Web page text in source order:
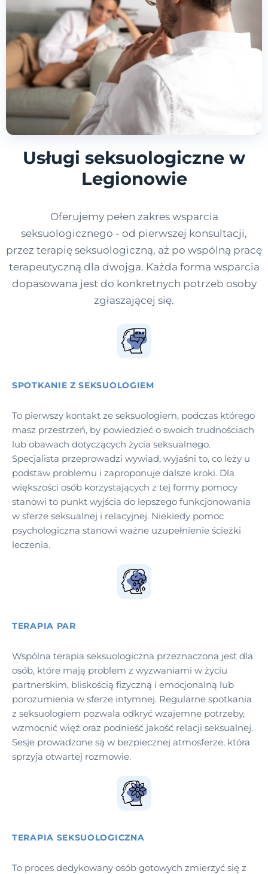
Usługi seksuologiczne w
Legionowie
Oferujemy pełen zakres wsparcia
seksuologicznego - od pierwszej konsultacji,
przez terapię seksuologiczną, aż po wspólną pracę
terapeutyczną dla dwojga. Każda forma wsparcia
dopasowana jest do konkretnych potrzeb osoby
zgłaszającej się.
SPOTKANIE Z SEKSUOLOGIEM
To pierwszy kontakt ze seksuologiem, podczas którego
masz przestrzeń, by powiedzieć o swoich trudnościach
lub obawach dotyczących życia seksualnego.
Specjalista przeprowadzi wywiad, wyjaśni to, co leży u
podstaw problemu i zaproponuje dalsze kroki. Dla
większości osób korzystających z tej formy pomocy
stanowi to punkt wyjścia do lepszego funkcjonowania
w sferze seksualnej i relacyjnej. Niekiedy pomoc
psychologiczna stanowi ważne uzupełnienie ścieżki
leczenia.
TERAPIA PAR
Wspólna terapia seksuologiczna przeznaczona jest dla
osób, które mają problem z wyzwaniami w życiu
partnerskim, bliskością fizyczną i emocjonalną lub
porozumienia w sferze intymnej. Regularne spotkania
z seksuologiem pozwala odkryć wzajemne potrzeby,
wzmocnić więź oraz podnieść jakość relacji seksualnej.
Sesje prowadzone są w bezpiecznej atmosferze, która
sprzyja otwartej rozmowie.
TERAPIA SEKSUOLOGICZNA
To proces dedykowany osób gotowych zmierzyć się z